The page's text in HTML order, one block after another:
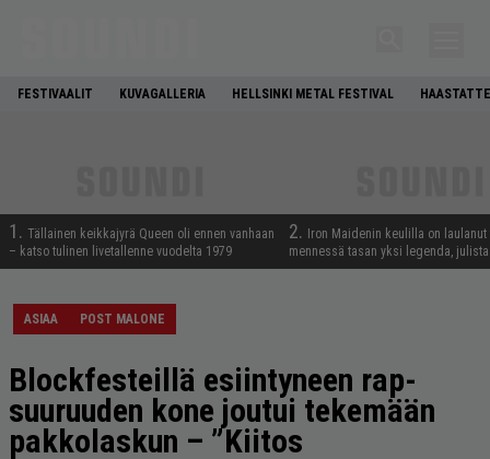
FESTIVAALIT KUVAGALLERIA HELLSINKI METAL FESTIVAL
1. Tällainen keikkajyrä Queen oli ennen vanhaan
– katso tulinen livetallenne vuodelta 1979
2.
Iron Maidenin keulilla on laulanut
mennessä tasan yksi legenda,
ASIAA POST MALONE
Blockfesteillä esiintyneen rap-
suuruuden kone joutui tekemään
pakkolaskun – ”Kiitos